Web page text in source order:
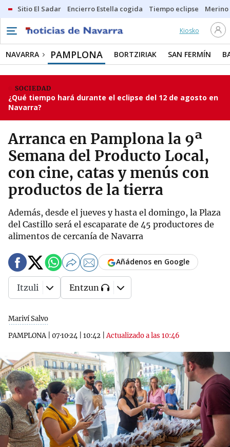
Sitio El Sadar Encierro Estella cogida Tiempo eclipse
Kiosko
NAVARRA PAMPLONA BORTZIRIAK SAN FERMÍN
SOCIEDAD
¿Qué tiempo hará durante el eclipse del 12 de agosto en
Navarra?
Arranca en Pamplona la 9ª
Semana del Producto Local,
con cine, catas y menús con
productos de la tierra
Además, desde el jueves y hasta el domingo, la Plaza
del Castillo será el escaparate de 45 productores de
alimentos de cercanía de Navarra
Mariví Salvo
PAMPLONA| 07·10·24 10:42 |Actualizado a las 10:46
Añádenos en Google
Itzuli Entzun